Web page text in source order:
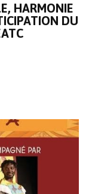
HARMONIE
DU